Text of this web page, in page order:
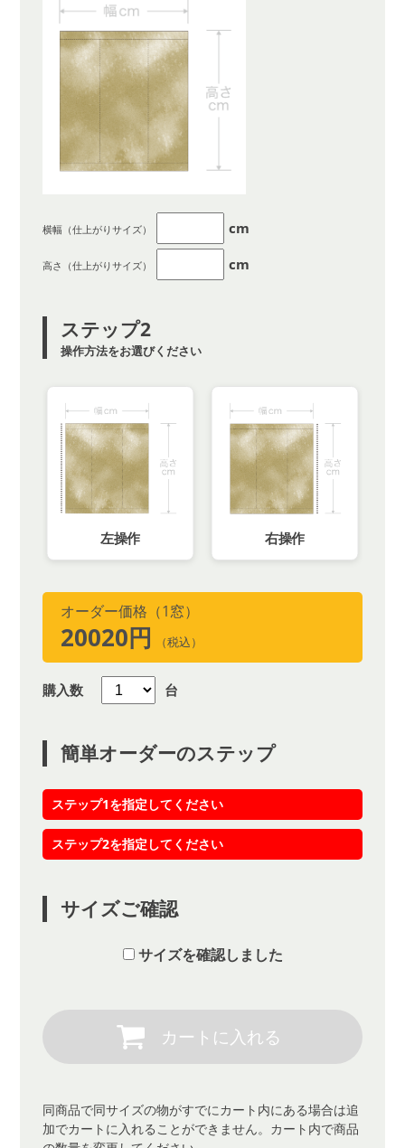
横幅（仕上がりサイズ） cm
高さ（仕上がりサイズ） cm
ステップ2
操作方法をお選びください
左操作 右操作
オーダー価格（1窓）
20020円 （税込）
購入数 台
簡単オーダーのステップ
ステップ1を指定してください
ステップ2を指定してください
サイズご確認
サイズを確認しました
同商品で同サイズの物がすでにカート内にある場合は追
加でカートに入れることができません。カート内で商品